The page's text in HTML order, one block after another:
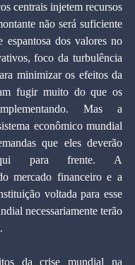
centrais injetem recursos
não será suficiente
espantosa dos valores no
foco da turbulência
minimizar os efeitos da
fugir muito do que os
Mas a
econômico mundial
que eles deverão
para frente. A
mercado financeiro e a
voltada para esse
necessariamente terão
da crise mundial na